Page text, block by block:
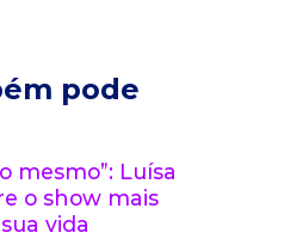
pode
mesmo”: Luísa
o show mais
vida